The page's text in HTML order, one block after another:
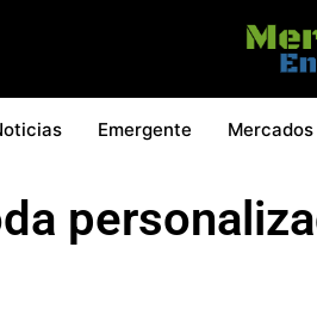
Emergente Mercados